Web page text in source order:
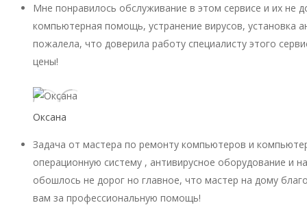
Мне понравилось обслуживание в этом сервисе и их не
компьютерная помощь, устранение вирусов, установка
пожалела, что доверила работу специалисту этого
цены!
Оксана
Задача от мастера по ремонту компьютеров и
операционную систему , антивирусное оборудование и
обошлось не дорог но главное, что мастер на дому
вам за профессиональную помощь!